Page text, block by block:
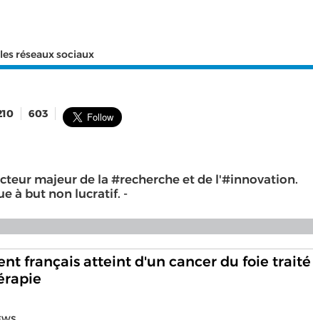
réseaux sociaux
603
majeur de la #recherche et de l'#innovation.
à but non lucratif. -
français atteint d'un cancer du foie traité